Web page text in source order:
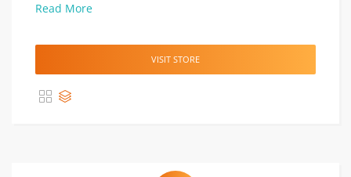
Read More
VISIT STORE